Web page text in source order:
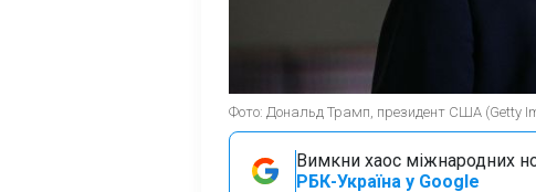
Фото: Дональд Трамп, президент США (Getty
Вимкни хаос міжнародних
РБК-Україна у Google